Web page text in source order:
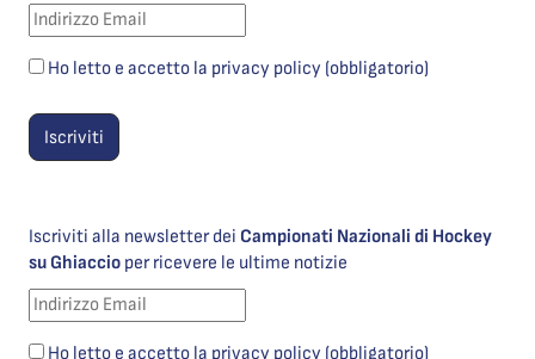
Ho letto e accetto la privacy policy (obbligatorio)
Iscriviti alla newsletter dei Campionati Nazionali di Hockey
su Ghiaccio per ricevere le ultime notizie
Ho letto e accetto la privacy policy (obbligatorio)